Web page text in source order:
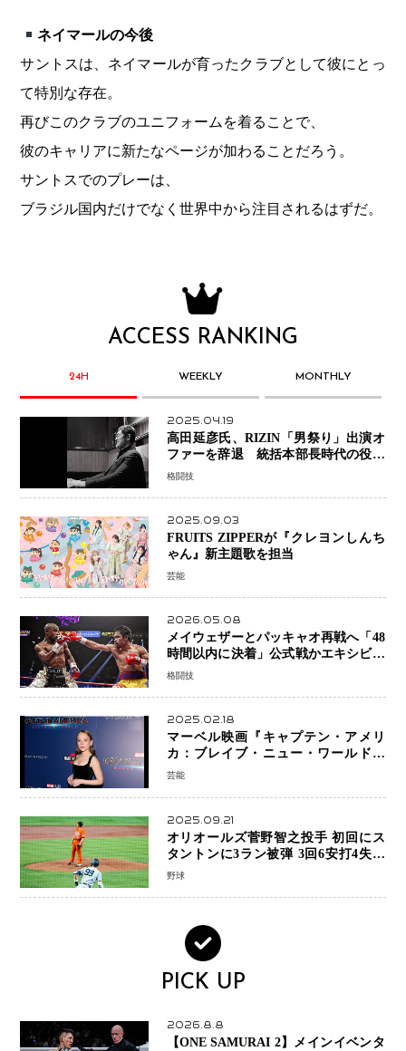
ネイマールの今後
サントスは、ネイマールが育ったクラブとして彼にとっ
て特別な存在。
再びこのクラブのユニフォームを着ることで、
彼のキャリアに新たなページが加わることだろう。
サントスでのプレーは、
ブラジル国内だけでなく世界中から注目されるはずだ。
ACCESS RANKING
24H WEEKLY MONTHLY
2025.04.19
高田延彦氏、RIZIN「男祭り」出演オ
ファーを辞退 統括本部長時代の役目
「すでに終えています」と明言
格闘技
2025.09.03
FRUITS ZIPPERが『クレヨンしんち
ゃん』新主題歌を担当
芸能
2026.05.08
メイウェザーとパッキャオ再戦へ「48
時間以内に決着」公式戦かエキシビシ
ョンか混迷続く
格闘技
2025.02.18
マーベル映画『キャプテン・アメリ
カ：ブレイブ・ニュー・ワールド』
新ブラック・ウィドウ役のシラ・ハー
芸能
2025.09.21
オリオールズ菅野智之投手 初回にス
タントンに3ラン被弾 3回6安打4失点
で降板
野球
PICK UP
2026.8.8
【ONE SAMURAI 2】メインイベンタ